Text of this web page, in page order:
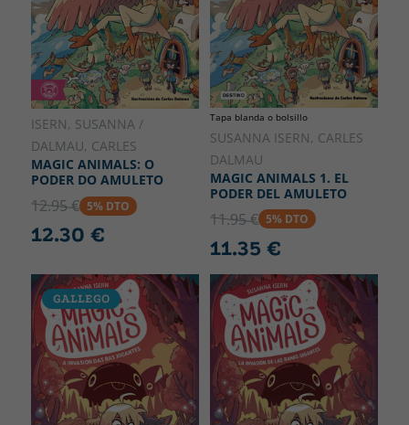
ISERN, SUSANNA /
DALMAU, CARLES
MAGIC ANIMALS: O
PODER DO AMULETO
12.95 € 5% DTO
12.30 €
Tapa blanda o bolsillo
SUSANNA ISERN, CARLES
DALMAU
MAGIC ANIMALS 1. EL
PODER DEL AMULETO
11.95 € 5% DTO
11.35 €
GALLEGO